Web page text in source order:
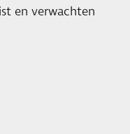
en verwachten